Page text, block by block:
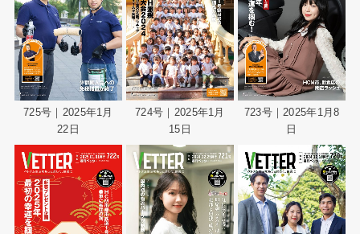
725号｜2025年1月
22日
724号｜2025年1月
15日
723号｜2025年1月8
日